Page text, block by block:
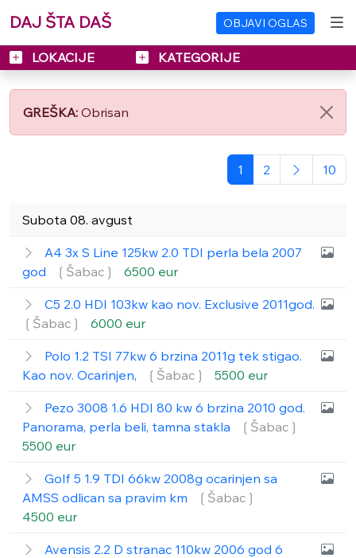
DAJ ŠTA DAŠ OBJAVI OGLAS
LOKACIJE KATEGORIJE
GREŠKA: Obrisan
1 2 10
Subota 08. avgust
A4 3x S Line 125kw 2.0 TDI perla bela 2007
god
❲Šabac❳ 6500 eur
C5 2.0 HDI 103kw kao nov. Exclusive 2011god.
❲Šabac❳
6000 eur
Polo 1.2 TSI 77kw 6 brzina 2011g tek stigao.
Kao nov. Ocarinjen,
❲Šabac❳ 5500 eur
Pezo 3008 1.6 HDI 80 kw 6 brzina 2010 god.
Panorama, perla beli, tamna stakla
❲Šabac❳
5500 eur
Golf 5 1.9 TDI 66kw 2008g ocarinjen sa
AMSS odlican sa pravim km
❲Šabac❳
4500 eur
Avensis 2.2 D stranac 110kw 2006 god 6